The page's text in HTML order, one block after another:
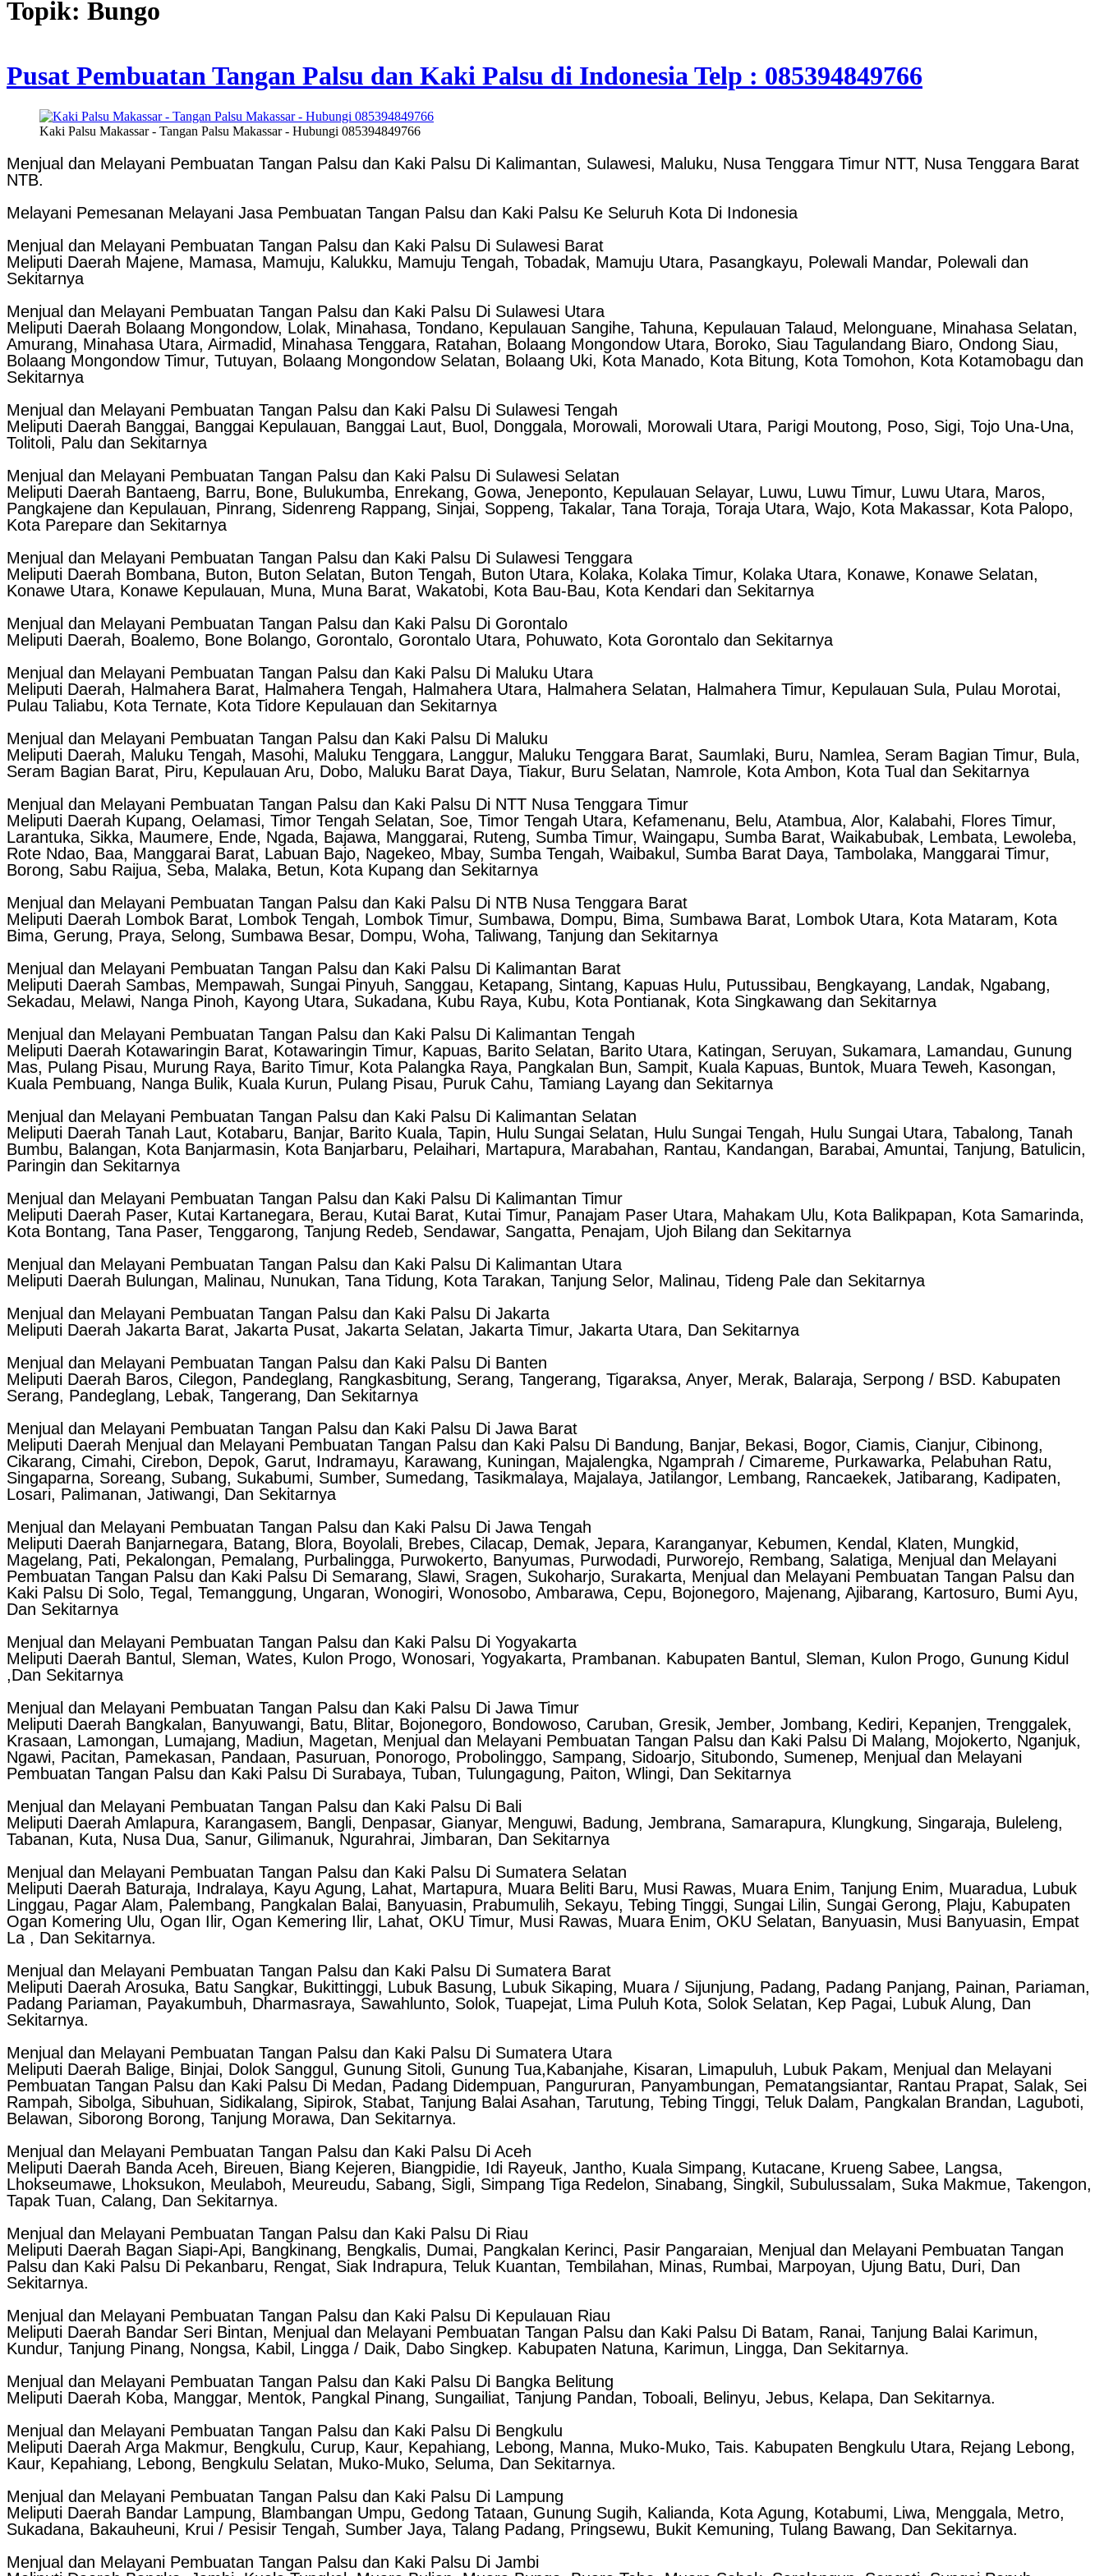
Topik: Bungo
Pusat Pembuatan Tangan Palsu dan Kaki Palsu di Indonesia Telp : 085394849766
Kaki Palsu Makassar - Tangan Palsu Makassar - Hubungi 085394849766
Menjual dan Melayani Pembuatan Tangan Palsu dan Kaki Palsu Di Kalimantan, Sulawesi, Maluku, Nusa Tenggara Timur NTT, Nusa Tenggara Barat
NTB.
Melayani Pemesanan Melayani Jasa Pembuatan Tangan Palsu dan Kaki Palsu Ke Seluruh Kota Di Indonesia
Menjual dan Melayani Pembuatan Tangan Palsu dan Kaki Palsu Di Sulawesi Barat
Meliputi Daerah Majene, Mamasa, Mamuju, Kalukku, Mamuju Tengah, Tobadak, Mamuju Utara, Pasangkayu, Polewali Mandar, Polewali dan
Sekitarnya
Menjual dan Melayani Pembuatan Tangan Palsu dan Kaki Palsu Di Sulawesi Utara
Meliputi Daerah Bolaang Mongondow, Lolak, Minahasa, Tondano, Kepulauan Sangihe, Tahuna, Kepulauan Talaud, Melonguane, Minahasa Selatan,
Amurang, Minahasa Utara, Airmadid, Minahasa Tenggara, Ratahan, Bolaang Mongondow Utara, Boroko, Siau Tagulandang Biaro, Ondong Siau,
Bolaang Mongondow Timur, Tutuyan, Bolaang Mongondow Selatan, Bolaang Uki, Kota Manado, Kota Bitung, Kota Tomohon, Kota Kotamobagu dan
Sekitarnya
Menjual dan Melayani Pembuatan Tangan Palsu dan Kaki Palsu Di Sulawesi Tengah
Meliputi Daerah Banggai, Banggai Kepulauan, Banggai Laut, Buol, Donggala, Morowali, Morowali Utara, Parigi Moutong, Poso, Sigi, Tojo Una-Una,
Tolitoli, Palu dan Sekitarnya
Menjual dan Melayani Pembuatan Tangan Palsu dan Kaki Palsu Di Sulawesi Selatan
Meliputi Daerah Bantaeng, Barru, Bone, Bulukumba, Enrekang, Gowa, Jeneponto, Kepulauan Selayar, Luwu, Luwu Timur, Luwu Utara, Maros,
Pangkajene dan Kepulauan, Pinrang, Sidenreng Rappang, Sinjai, Soppeng, Takalar, Tana Toraja, Toraja Utara, Wajo, Kota Makassar, Kota Palopo,
Kota Parepare dan Sekitarnya
Menjual dan Melayani Pembuatan Tangan Palsu dan Kaki Palsu Di Sulawesi Tenggara
Meliputi Daerah Bombana, Buton, Buton Selatan, Buton Tengah, Buton Utara, Kolaka, Kolaka Timur, Kolaka Utara, Konawe, Konawe Selatan,
Konawe Utara, Konawe Kepulauan, Muna, Muna Barat, Wakatobi, Kota Bau-Bau, Kota Kendari dan Sekitarnya
Menjual dan Melayani Pembuatan Tangan Palsu dan Kaki Palsu Di Gorontalo
Meliputi Daerah, Boalemo, Bone Bolango, Gorontalo, Gorontalo Utara, Pohuwato, Kota Gorontalo dan Sekitarnya
Menjual dan Melayani Pembuatan Tangan Palsu dan Kaki Palsu Di Maluku Utara
Meliputi Daerah, Halmahera Barat, Halmahera Tengah, Halmahera Utara, Halmahera Selatan, Halmahera Timur, Kepulauan Sula, Pulau Morotai,
Pulau Taliabu, Kota Ternate, Kota Tidore Kepulauan dan Sekitarnya
Menjual dan Melayani Pembuatan Tangan Palsu dan Kaki Palsu Di Maluku
Meliputi Daerah, Maluku Tengah, Masohi, Maluku Tenggara, Langgur, Maluku Tenggara Barat, Saumlaki, Buru, Namlea, Seram Bagian Timur, Bula,
Seram Bagian Barat, Piru, Kepulauan Aru, Dobo, Maluku Barat Daya, Tiakur, Buru Selatan, Namrole, Kota Ambon, Kota Tual dan Sekitarnya
Menjual dan Melayani Pembuatan Tangan Palsu dan Kaki Palsu Di NTT Nusa Tenggara Timur
Meliputi Daerah Kupang, Oelamasi, Timor Tengah Selatan, Soe, Timor Tengah Utara, Kefamenanu, Belu, Atambua, Alor, Kalabahi, Flores Timur,
Larantuka, Sikka, Maumere, Ende, Ngada, Bajawa, Manggarai, Ruteng, Sumba Timur, Waingapu, Sumba Barat, Waikabubak, Lembata, Lewoleba,
Rote Ndao, Baa, Manggarai Barat, Labuan Bajo, Nagekeo, Mbay, Sumba Tengah, Waibakul, Sumba Barat Daya, Tambolaka, Manggarai Timur,
Borong, Sabu Raijua, Seba, Malaka, Betun, Kota Kupang dan Sekitarnya
Menjual dan Melayani Pembuatan Tangan Palsu dan Kaki Palsu Di NTB Nusa Tenggara Barat
Meliputi Daerah Lombok Barat, Lombok Tengah, Lombok Timur, Sumbawa, Dompu, Bima, Sumbawa Barat, Lombok Utara, Kota Mataram, Kota
Bima, Gerung, Praya, Selong, Sumbawa Besar, Dompu, Woha, Taliwang, Tanjung dan Sekitarnya
Menjual dan Melayani Pembuatan Tangan Palsu dan Kaki Palsu Di Kalimantan Barat
Meliputi Daerah Sambas, Mempawah, Sungai Pinyuh, Sanggau, Ketapang, Sintang, Kapuas Hulu, Putussibau, Bengkayang, Landak, Ngabang,
Sekadau, Melawi, Nanga Pinoh, Kayong Utara, Sukadana, Kubu Raya, Kubu, Kota Pontianak, Kota Singkawang dan Sekitarnya
Menjual dan Melayani Pembuatan Tangan Palsu dan Kaki Palsu Di Kalimantan Tengah
Meliputi Daerah Kotawaringin Barat, Kotawaringin Timur, Kapuas, Barito Selatan, Barito Utara, Katingan, Seruyan, Sukamara, Lamandau, Gunung
Mas, Pulang Pisau, Murung Raya, Barito Timur, Kota Palangka Raya, Pangkalan Bun, Sampit, Kuala Kapuas, Buntok, Muara Teweh, Kasongan,
Kuala Pembuang, Nanga Bulik, Kuala Kurun, Pulang Pisau, Puruk Cahu, Tamiang Layang dan Sekitarnya
Menjual dan Melayani Pembuatan Tangan Palsu dan Kaki Palsu Di Kalimantan Selatan
Meliputi Daerah Tanah Laut, Kotabaru, Banjar, Barito Kuala, Tapin, Hulu Sungai Selatan, Hulu Sungai Tengah, Hulu Sungai Utara, Tabalong, Tanah
Bumbu, Balangan, Kota Banjarmasin, Kota Banjarbaru, Pelaihari, Martapura, Marabahan, Rantau, Kandangan, Barabai, Amuntai, Tanjung, Batulicin,
Paringin dan Sekitarnya
Menjual dan Melayani Pembuatan Tangan Palsu dan Kaki Palsu Di Kalimantan Timur
Meliputi Daerah Paser, Kutai Kartanegara, Berau, Kutai Barat, Kutai Timur, Panajam Paser Utara, Mahakam Ulu, Kota Balikpapan, Kota Samarinda,
Kota Bontang, Tana Paser, Tenggarong, Tanjung Redeb, Sendawar, Sangatta, Penajam, Ujoh Bilang dan Sekitarnya
Menjual dan Melayani Pembuatan Tangan Palsu dan Kaki Palsu Di Kalimantan Utara
Meliputi Daerah Bulungan, Malinau, Nunukan, Tana Tidung, Kota Tarakan, Tanjung Selor, Malinau, Tideng Pale dan Sekitarnya
Menjual dan Melayani Pembuatan Tangan Palsu dan Kaki Palsu Di Jakarta
Meliputi Daerah Jakarta Barat, Jakarta Pusat, Jakarta Selatan, Jakarta Timur, Jakarta Utara, Dan Sekitarnya
Menjual dan Melayani Pembuatan Tangan Palsu dan Kaki Palsu Di Banten
Meliputi Daerah Baros, Cilegon, Pandeglang, Rangkasbitung, Serang, Tangerang, Tigaraksa, Anyer, Merak, Balaraja, Serpong / BSD. Kabupaten
Serang, Pandeglang, Lebak, Tangerang, Dan Sekitarnya
Menjual dan Melayani Pembuatan Tangan Palsu dan Kaki Palsu Di Jawa Barat
Meliputi Daerah Menjual dan Melayani Pembuatan Tangan Palsu dan Kaki Palsu Di Bandung, Banjar, Bekasi, Bogor, Ciamis, Cianjur, Cibinong,
Cikarang, Cimahi, Cirebon, Depok, Garut, Indramayu, Karawang, Kuningan, Majalengka, Ngamprah / Cimareme, Purkawarka, Pelabuhan Ratu,
Singaparna, Soreang, Subang, Sukabumi, Sumber, Sumedang, Tasikmalaya, Majalaya, Jatilangor, Lembang, Rancaekek, Jatibarang, Kadipaten,
Losari, Palimanan, Jatiwangi, Dan Sekitarnya
Menjual dan Melayani Pembuatan Tangan Palsu dan Kaki Palsu Di Jawa Tengah
Meliputi Daerah Banjarnegara, Batang, Blora, Boyolali, Brebes, Cilacap, Demak, Jepara, Karanganyar, Kebumen, Kendal, Klaten, Mungkid,
Magelang, Pati, Pekalongan, Pemalang, Purbalingga, Purwokerto, Banyumas, Purwodadi, Purworejo, Rembang, Salatiga, Menjual dan Melayani
Pembuatan Tangan Palsu dan Kaki Palsu Di Semarang, Slawi, Sragen, Sukoharjo, Surakarta, Menjual dan Melayani Pembuatan Tangan Palsu dan
Kaki Palsu Di Solo, Tegal, Temanggung, Ungaran, Wonogiri, Wonosobo, Ambarawa, Cepu, Bojonegoro, Majenang, Ajibarang, Kartosuro, Bumi Ayu,
Dan Sekitarnya
Menjual dan Melayani Pembuatan Tangan Palsu dan Kaki Palsu Di Yogyakarta
Meliputi Daerah Bantul, Sleman, Wates, Kulon Progo, Wonosari, Yogyakarta, Prambanan. Kabupaten Bantul, Sleman, Kulon Progo, Gunung Kidul
,Dan Sekitarnya
Menjual dan Melayani Pembuatan Tangan Palsu dan Kaki Palsu Di Jawa Timur
Meliputi Daerah Bangkalan, Banyuwangi, Batu, Blitar, Bojonegoro, Bondowoso, Caruban, Gresik, Jember, Jombang, Kediri, Kepanjen, Trenggalek,
Krasaan, Lamongan, Lumajang, Madiun, Magetan, Menjual dan Melayani Pembuatan Tangan Palsu dan Kaki Palsu Di Malang, Mojokerto, Nganjuk,
Ngawi, Pacitan, Pamekasan, Pandaan, Pasuruan, Ponorogo, Probolinggo, Sampang, Sidoarjo, Situbondo, Sumenep, Menjual dan Melayani
Pembuatan Tangan Palsu dan Kaki Palsu Di Surabaya, Tuban, Tulungagung, Paiton, Wlingi, Dan Sekitarnya
Menjual dan Melayani Pembuatan Tangan Palsu dan Kaki Palsu Di Bali
Meliputi Daerah Amlapura, Karangasem, Bangli, Denpasar, Gianyar, Menguwi, Badung, Jembrana, Samarapura, Klungkung, Singaraja, Buleleng,
Tabanan, Kuta, Nusa Dua, Sanur, Gilimanuk, Ngurahrai, Jimbaran, Dan Sekitarnya
Menjual dan Melayani Pembuatan Tangan Palsu dan Kaki Palsu Di Sumatera Selatan
Meliputi Daerah Baturaja, Indralaya, Kayu Agung, Lahat, Martapura, Muara Beliti Baru, Musi Rawas, Muara Enim, Tanjung Enim, Muaradua, Lubuk
Linggau, Pagar Alam, Palembang, Pangkalan Balai, Banyuasin, Prabumulih, Sekayu, Tebing Tinggi, Sungai Lilin, Sungai Gerong, Plaju, Kabupaten
Ogan Komering Ulu, Ogan Ilir, Ogan Kemering Ilir, Lahat, OKU Timur, Musi Rawas, Muara Enim, OKU Selatan, Banyuasin, Musi Banyuasin, Empat
La , Dan Sekitarnya.
Menjual dan Melayani Pembuatan Tangan Palsu dan Kaki Palsu Di Sumatera Barat
Meliputi Daerah Arosuka, Batu Sangkar, Bukittinggi, Lubuk Basung, Lubuk Sikaping, Muara / Sijunjung, Padang, Padang Panjang, Painan, Pariaman,
Padang Pariaman, Payakumbuh, Dharmasraya, Sawahlunto, Solok, Tuapejat, Lima Puluh Kota, Solok Selatan, Kep Pagai, Lubuk Alung, Dan
Sekitarnya.
Menjual dan Melayani Pembuatan Tangan Palsu dan Kaki Palsu Di Sumatera Utara
Meliputi Daerah Balige, Binjai, Dolok Sanggul, Gunung Sitoli, Gunung Tua,Kabanjahe, Kisaran, Limapuluh, Lubuk Pakam, Menjual dan Melayani
Pembuatan Tangan Palsu dan Kaki Palsu Di Medan, Padang Didempuan, Pangururan, Panyambungan, Pematangsiantar, Rantau Prapat, Salak, Sei
Rampah, Sibolga, Sibuhuan, Sidikalang, Sipirok, Stabat, Tanjung Balai Asahan, Tarutung, Tebing Tinggi, Teluk Dalam, Pangkalan Brandan, Laguboti,
Belawan, Siborong Borong, Tanjung Morawa, Dan Sekitarnya.
Menjual dan Melayani Pembuatan Tangan Palsu dan Kaki Palsu Di Aceh
Meliputi Daerah Banda Aceh, Bireuen, Biang Kejeren, Biangpidie, Idi Rayeuk, Jantho, Kuala Simpang, Kutacane, Krueng Sabee, Langsa,
Lhokseumawe, Lhoksukon, Meulaboh, Meureudu, Sabang, Sigli, Simpang Tiga Redelon, Sinabang, Singkil, Subulussalam, Suka Makmue, Takengon,
Tapak Tuan, Calang, Dan Sekitarnya.
Menjual dan Melayani Pembuatan Tangan Palsu dan Kaki Palsu Di Riau
Meliputi Daerah Bagan Siapi-Api, Bangkinang, Bengkalis, Dumai, Pangkalan Kerinci, Pasir Pangaraian, Menjual dan Melayani Pembuatan Tangan
Palsu dan Kaki Palsu Di Pekanbaru, Rengat, Siak Indrapura, Teluk Kuantan, Tembilahan, Minas, Rumbai, Marpoyan, Ujung Batu, Duri, Dan
Sekitarnya.
Menjual dan Melayani Pembuatan Tangan Palsu dan Kaki Palsu Di Kepulauan Riau
Meliputi Daerah Bandar Seri Bintan, Menjual dan Melayani Pembuatan Tangan Palsu dan Kaki Palsu Di Batam, Ranai, Tanjung Balai Karimun,
Kundur, Tanjung Pinang, Nongsa, Kabil, Lingga / Daik, Dabo Singkep. Kabupaten Natuna, Karimun, Lingga, Dan Sekitarnya.
Menjual dan Melayani Pembuatan Tangan Palsu dan Kaki Palsu Di Bangka Belitung
Meliputi Daerah Koba, Manggar, Mentok, Pangkal Pinang, Sungailiat, Tanjung Pandan, Toboali, Belinyu, Jebus, Kelapa, Dan Sekitarnya.
Menjual dan Melayani Pembuatan Tangan Palsu dan Kaki Palsu Di Bengkulu
Meliputi Daerah Arga Makmur, Bengkulu, Curup, Kaur, Kepahiang, Lebong, Manna, Muko-Muko, Tais. Kabupaten Bengkulu Utara, Rejang Lebong,
Kaur, Kepahiang, Lebong, Bengkulu Selatan, Muko-Muko, Seluma, Dan Sekitarnya.
Menjual dan Melayani Pembuatan Tangan Palsu dan Kaki Palsu Di Lampung
Meliputi Daerah Bandar Lampung, Blambangan Umpu, Gedong Tataan, Gunung Sugih, Kalianda, Kota Agung, Kotabumi, Liwa, Menggala, Metro,
Sukadana, Bakauheuni, Krui / Pesisir Tengah, Sumber Jaya, Talang Padang, Pringsewu, Bukit Kemuning, Tulang Bawang, Dan Sekitarnya.
Menjual dan Melayani Pembuatan Tangan Palsu dan Kaki Palsu Di Jambi